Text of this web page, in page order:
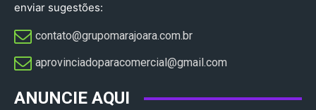
enviar sugestões:
contato@grupomarajoara.com.br
aprovinciadoparacomercial@gmail.com​
ANUNCIE AQUI